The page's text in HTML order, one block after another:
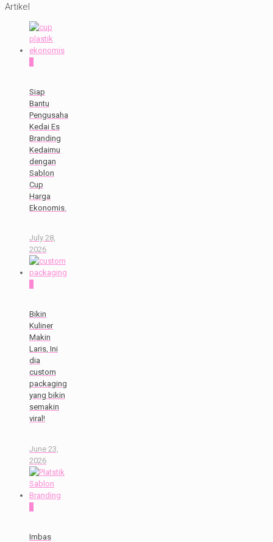
Artikel
Siap
Bantu
Pengusaha
Kedai Es
Branding
Kedaimu
dengan
Sablon
Cup
Harga
Ekonomis.
July 28,
2026
Bikin
Kuliner
Makin
Laris, Ini
dia
custom
packaging
yang bikin
semakin
viral!
June 23,
2026
Imbas